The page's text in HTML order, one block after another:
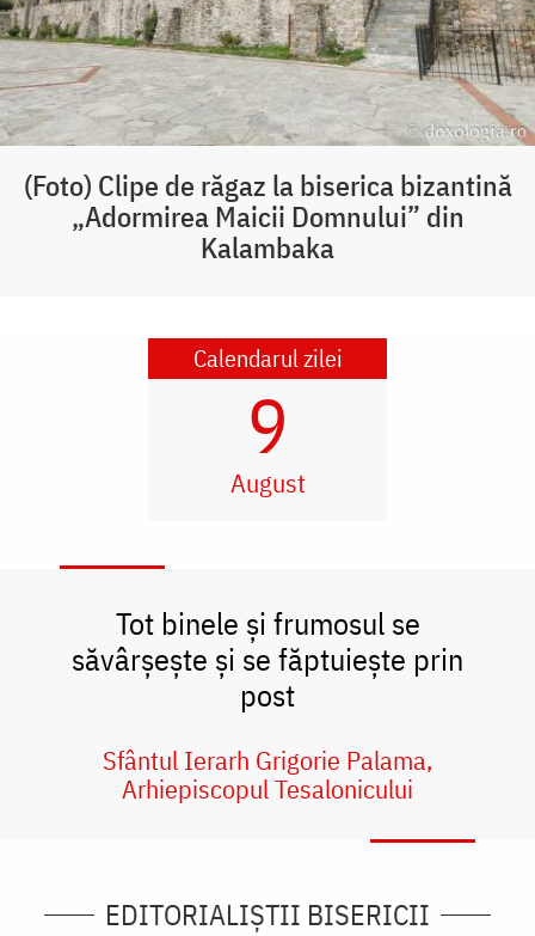
(Foto) Clipe de răgaz la biserica bizantină
„Adormirea Maicii Domnului” din
Kalambaka
Calendarul zilei
9
August
Tot binele și frumosul se
săvârșește și se făptuiește prin
post
Sfântul Ierarh Grigorie Palama,
Arhiepiscopul Tesalonicului
EDITORIALIȘTII BISERICII